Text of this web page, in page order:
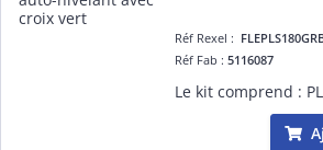
Réf Rexel :
Réf Fab :5116087